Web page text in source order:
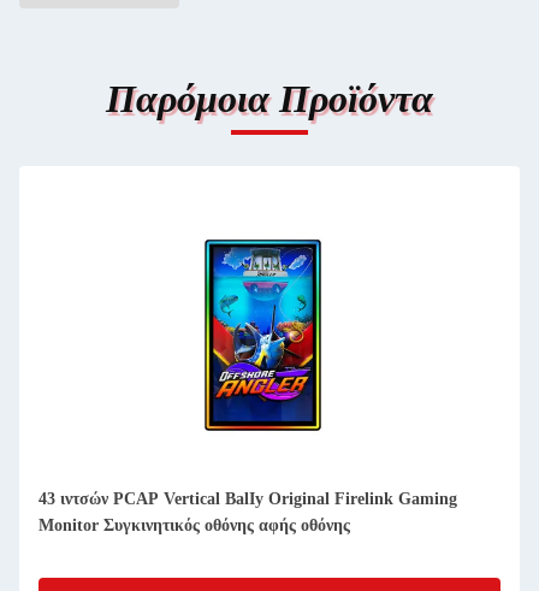
Παρόμοια Προϊόντα
43 ιντσών PCAP Vertical BalIy Original Firelink Gaming
Monitor Συγκινητικός οθόνης αφής οθόνης